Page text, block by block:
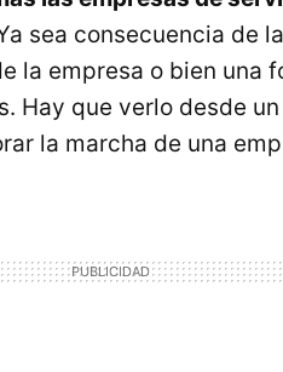
sea consecuencia de
la empresa o bien una
Hay que verlo desde
la marcha de una